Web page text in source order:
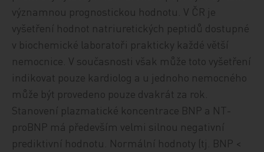
významnou prognostickou hodnotu. V ČR je
vyšetření hodnot natriuretických peptidů dostupné
v biochemické laboratoři prakticky každé větší
nemocnice. V současnosti však může toto vyšetření
indikovat pouze kardiolog a u jednoho nemocného
může být provedeno pouze dvakrát za rok.
Stanovení plazmatické koncentrace BNP a NT-
proBNP má především velmi silnou negativní
prediktivní hodnotu. Normální hodnoty (tj. BNP <